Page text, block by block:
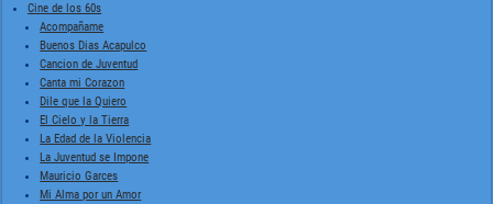
Cine de los 60s
Acompañame
Buenos Dias Acapulco
Cancion de Juventud
Canta mi Corazon
Dile que la Quiero
El Cielo y la Tierra
La Edad de la Violencia
La Juventud se Impone
Mauricio Garces
Mi Alma por un Amor